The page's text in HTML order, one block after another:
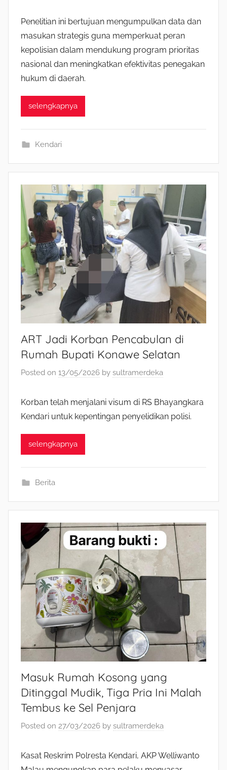
Penelitian ini bertujuan mengumpulkan data dan
masukan strategis guna memperkuat peran
kepolisian dalam mendukung program prioritas
nasional dan meningkatkan efektivitas penegakan
hukum di daerah.
selengkapnya
Kendari
ART Jadi Korban Pencabulan di
Rumah Bupati Konawe Selatan
Posted on 13/05/2026 by sultramerdeka
Korban telah menjalani visum di RS Bhayangkara
Kendari untuk kepentingan penyelidikan polisi.
selengkapnya
Berita
Masuk Rumah Kosong yang
Ditinggal Mudik, Tiga Pria Ini Malah
Tembus ke Sel Penjara
Posted on 27/03/2026 by sultramerdeka
Kasat Reskrim Polresta Kendari, AKP Welliwanto